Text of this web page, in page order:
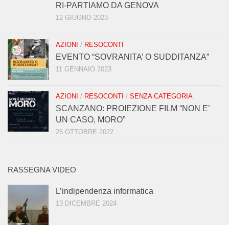
RI-PARTIAMO DA GENOVA
12 GIUGNO 2023
AZIONI / RESOCONTI
EVENTO “SOVRANITA’ O SUDDITANZA”
11 GENNAIO 2023
AZIONI / RESOCONTI / SENZA CATEGORIA
SCANZANO: PROIEZIONE FILM “NON E’
UN CASO, MORO”
25 OTTOBRE 2022
RASSEGNA VIDEO
L’indipendenza informatica
13 DICEMBRE 2024